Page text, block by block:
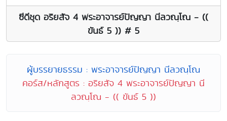
ซีดีชุด อริยสัจ 4 พระอาจารย์ปัญญา นีลวณฺโณ - ((
ขันธ์ 5 )) # 5
ผู้บรรยายธรรม : พระอาจารย์ปัญญา นีลวณฺโณ
คอร์ส/หลักสูตร : อริยสัจ 4 พระอาจารย์ปัญญา นี
ลวณฺโณ - (( ขันธ์ 5 ))